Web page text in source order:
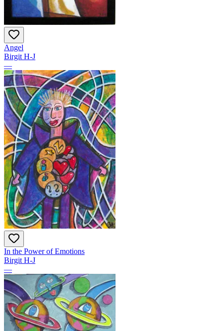
Angel
Birgit H-J
—
In the Power of Emotions
Birgit H-J
—